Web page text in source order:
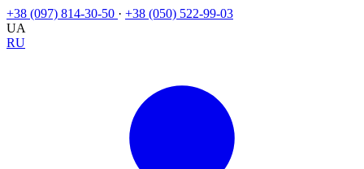
+38 (097) 814-30-50 · +38 (050) 522-99-03
UA
RU